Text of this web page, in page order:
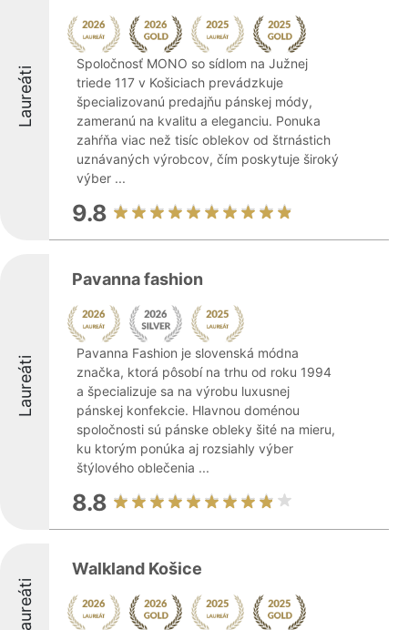
Laureáti
Spoločnosť MONO so sídlom na Južnej
triede 117 v Košiciach prevádzkuje
špecializovanú predajňu pánskej módy,
zameranú na kvalitu a eleganciu. Ponuka
zahŕňa viac než tisíc oblekov od štrnástich
uznávaných výrobcov, čím poskytuje široký
výber ...
9.8
Laureáti
Pavanna fashion
Pavanna Fashion je slovenská módna
značka, ktorá pôsobí na trhu od roku 1994
a špecializuje sa na výrobu luxusnej
pánskej konfekcie. Hlavnou doménou
spoločnosti sú pánske obleky šité na mieru,
ku ktorým ponúka aj rozsiahly výber
štýlového oblečenia ...
8.8
Laureáti
Walkland Košice